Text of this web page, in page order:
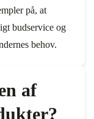
på, at
budservice og
behov.
af